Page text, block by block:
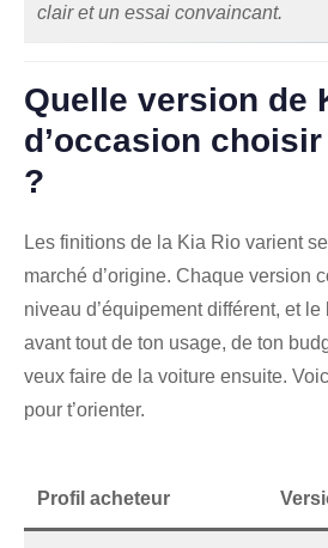
clair et un essai convaincant.
Quelle version de
d’occasion
?
Les finitions de la Kia Rio varient
marché d’origine. Chaque version
niveau d’équipement différent, et
avant tout de ton usage, de ton
veux faire de la voiture ensuite.
pour t’orienter.
Profil acheteur